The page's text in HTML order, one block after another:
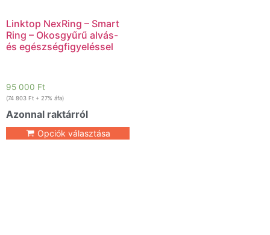
Linktop NexRing – Smart
Ring – Okosgyűrű alvás-
és egészségfigyeléssel
95 000 Ft
(74 803 Ft + 27% áfa)
Azonnal raktárról
Opciók választása